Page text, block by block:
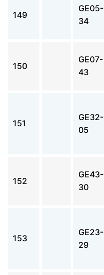
149
GE05-
34
150
GE07-
43
151
GE32-
05
152
GE43-
30
153
GE23-
29